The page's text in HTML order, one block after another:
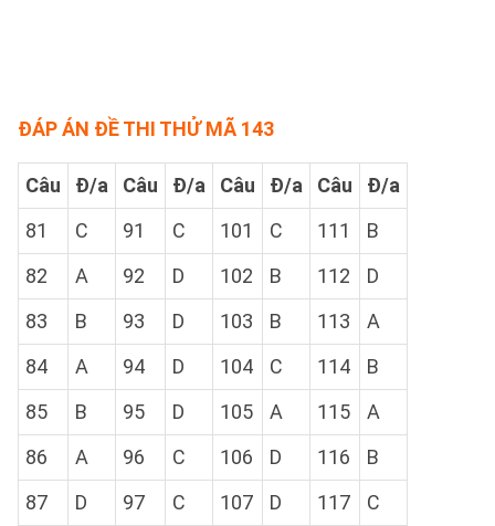
ĐÁP ÁN ĐỀ THI THỬ MÃ 143
Câu Đ/a Câu Đ/a Câu Đ/a Câu
Đ/a
81
C 91 C 101 C 111
B
82
A 92 D 102 B 112
D
83
B 93 D 103 B 113
A
84
A 94 D 104 C 114
B
85
B 95 D 105 A 115
A
86
A 96 C 106 D 116
B
87
D 97 C 107 D 117
C